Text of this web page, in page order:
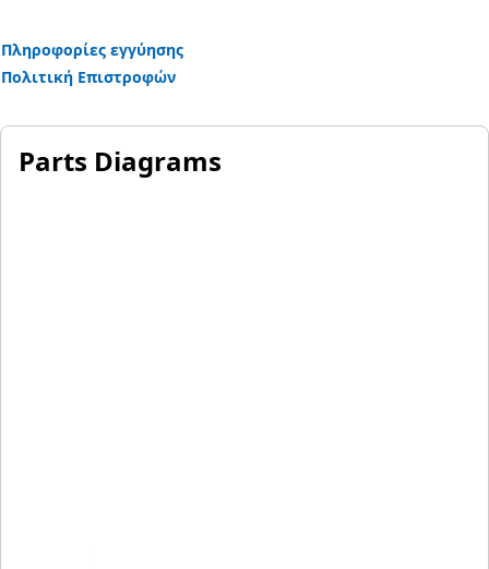
Πληροφορίες εγγύησης
Πολιτική Επιστροφών
Parts Diagrams